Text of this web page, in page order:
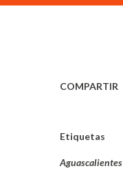
COMPARTIR
Etiquetas
Aguascalientes